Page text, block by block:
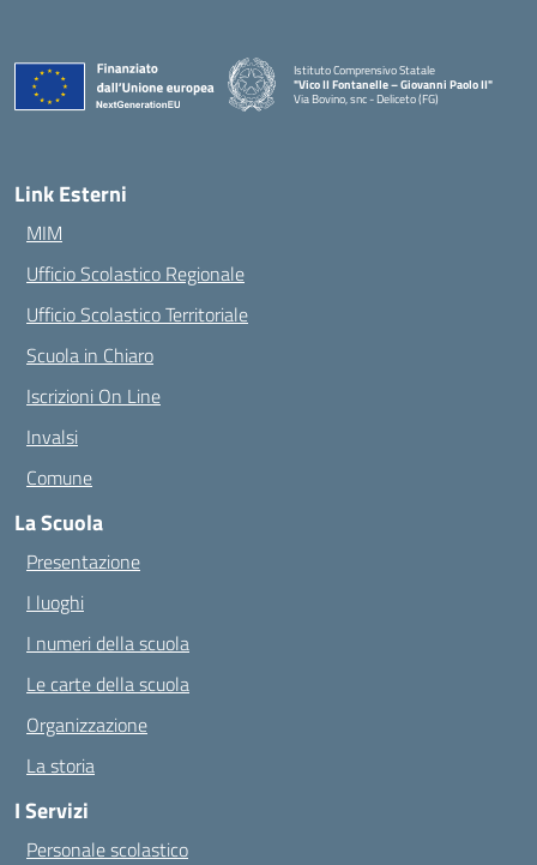
Istituto Comprensivo Statale
"Vico II Fontanelle – Giovanni Paolo II"
Via Bovino, snc - Deliceto (FG)
Link Esterni
MIM
Ufficio Scolastico Regionale
Ufficio Scolastico Territoriale
Scuola in Chiaro
Iscrizioni On Line
Invalsi
Comune
La Scuola
Presentazione
I luoghi
I numeri della scuola
Le carte della scuola
Organizzazione
La storia
I Servizi
Personale scolastico